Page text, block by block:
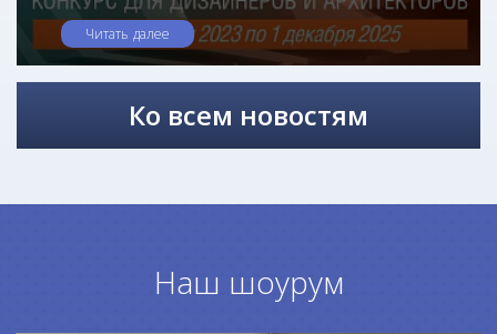
Читать далее
Ко всем новостям
Наш шоурум